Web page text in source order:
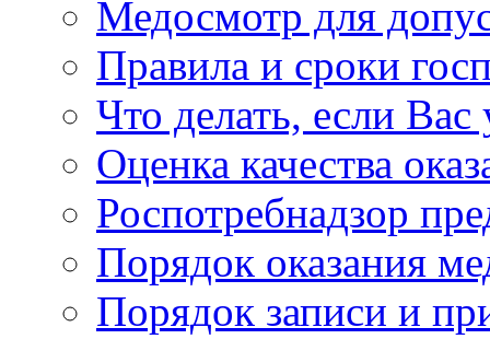
Медосмотр для
Правила и сроки
Что делать, если
Оценка качества
Роспотребнадзор
Порядок оказания
Порядок записи и